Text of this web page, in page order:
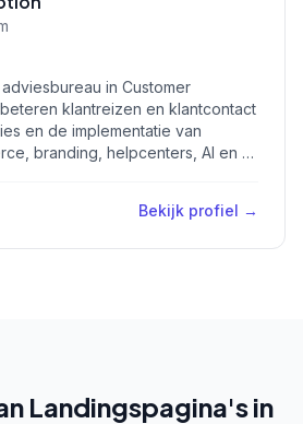
in Customer
klantreizen en klantcontact
en de implementatie van
branding, helpcenters, AI en …
Bekijk profiel →
Landingspagina's in